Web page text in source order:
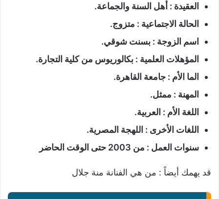
العقيدة : أهل السنة والجماعة.
الحالة الاجتماعية : متزوج.
اسم الزوجة : بسنت شوقي.
المؤهلات العلمية : بكالوريوس من كلية التجارة.
الما الأم : جامعة القاهرة.
المهنة : ممثل.
اللغة الأم : العربية.
اللغات الأخرى : اللهجة المصرية.
سنوات العمل : من 2003 حتى الوقت الحاضر
قد يهمك أيضاً : من هي الفنانة منة جلال